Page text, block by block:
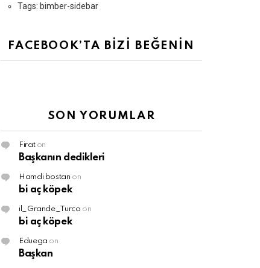
Tags: bimber-sidebar
FACEBOOK’TA BİZİ BEĞENİN
SON YORUMLAR
Firaton
Başkanın dedikleri
Hamdi bostan on
bi aç köpek
il_Grande_Turco on
bi aç köpek
Eduega on
Başkan